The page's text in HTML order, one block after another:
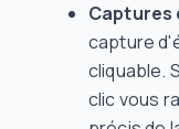
Captures
capture
cliquable.
clic vous